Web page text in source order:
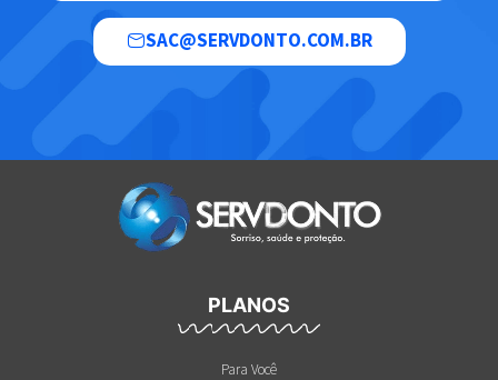
SAC@SERVDONTO.COM.BR
PLANOS
Para Você